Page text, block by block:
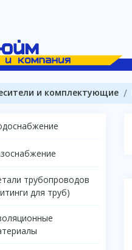
и комплектующие
трубопроводов
для труб)